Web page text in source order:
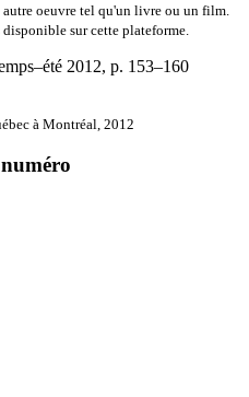
oeuvre tel qu'un livre ou un film.
sur cette plateforme.
2012, p. 153–160
à Montréal, 2012